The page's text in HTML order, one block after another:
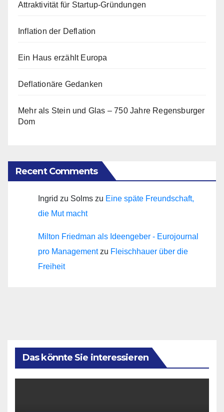
Attraktivität für Startup-Gründungen
Inflation der Deflation
Ein Haus erzählt Europa
Deflationäre Gedanken
Mehr als Stein und Glas – 750 Jahre Regensburger
Dom
Recent Comments
Ingrid zu Solms zu Eine späte Freundschaft,
die Mut macht
Milton Friedman als Ideengeber - Eurojournal
pro Managementzu Fleischhauer über die
Freiheit
Das könnte Sie interessieren